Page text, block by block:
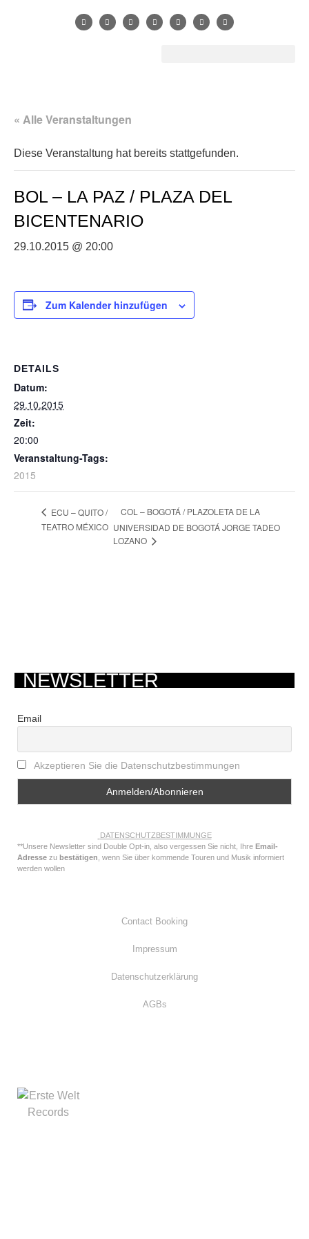
« Alle Veranstaltungen
Diese Veranstaltung hat bereits stattgefunden.
BOL – LA PAZ / PLAZA DEL
BICENTENARIO
29.10.2015 @ 20:00
Zum Kalender hinzufügen
DETAILS
Datum:
29.10.2015
Zeit:
20:00
Veranstaltung-Tags:
2015
ECU – QUITO /
TEATRO MÉXICO
COL – BOGOTÁ / PLAZOLETA DE LA
UNIVERSIDAD DE BOGOTÁ JORGE TADEO
LOZANO
NEWSLETTER
Email
Akzeptieren Sie die Datenschutzbestimmungen
DATENSCHUTZBESTIMMUNGE
**Unsere Newsletter sind Double Opt-in, also vergessen Sie nicht, Ihre Email-
Adresse zu bestätigen , wenn Sie über kommende Touren und Musik informiert
werden wollen
Contact Booking
Impressum
Datenschutzerklärung
AGBs